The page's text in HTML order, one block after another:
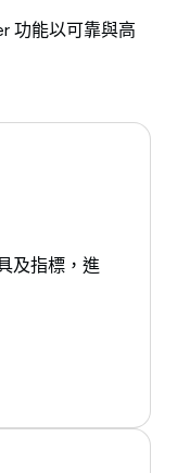
功能以可靠與高
及指標，進